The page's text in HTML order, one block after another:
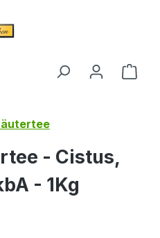
- Cistus,
- 1Kg